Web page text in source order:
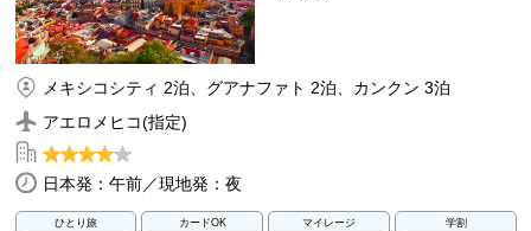
メキシコシティ 2泊、グアナファト 2泊、カンクン 3泊
アエロメヒコ(指定)
日本発：午前／現地発：夜
ひとり旅 カードOK マイレージ 学割